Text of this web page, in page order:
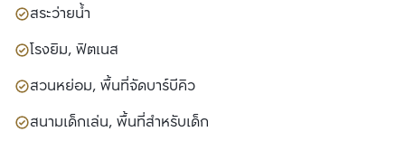
สระว่ายน้ำ
โรงยิม, ฟิตเนส
สวนหย่อม, พื้นที่จัดบาร์บีคิว
สนามเด็กเล่น, พื้นที่สำหรับเด็ก